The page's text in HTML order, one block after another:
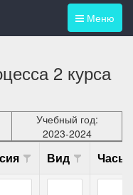
Меню
2 курса
Учебный год:
2023-2024
Вид Часы